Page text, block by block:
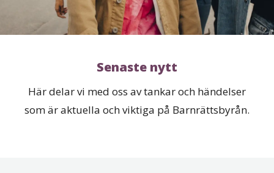
Senaste nytt
Här delar vi med oss av tankar och händelser
som är aktuella och viktiga på Barnrättsbyrån.